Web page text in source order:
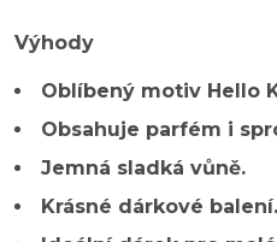
Výhody
Oblíbený motiv Hello
Obsahuje parfém i
Jemná sladká vůně.
Krásné dárkové balení.